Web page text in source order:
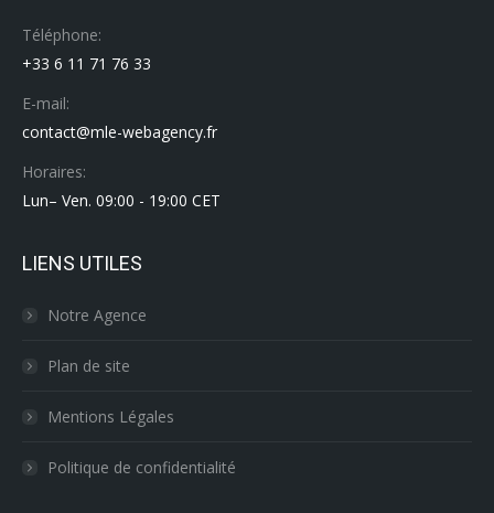
Téléphone:
+33 6 11 71 76 33
E-mail:
contact@mle-webagency.fr
Horaires:
Lun– Ven. 09:00 - 19:00 CET
LIENS UTILES
Notre Agence
Plan de site
Mentions Légales
Politique de confidentialité